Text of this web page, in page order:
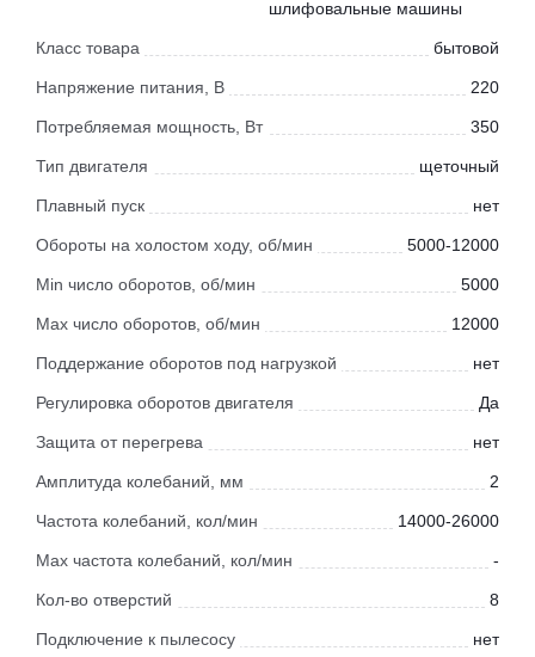
шлифовальные машины
Класс товара бытовой
Напряжение питания, В 220
Потребляемая мощность, Вт 350
Тип двигателя щеточный
Плавный пуск нет
Обороты на холостом ходу, об/мин 5000-12000
Min число оборотов, об/мин 5000
Max число оборотов, об/мин 12000
Поддержание оборотов под нагрузкой нет
Регулировка оборотов двигателя Да
Защита от перегрева нет
Амплитуда колебаний, мм 2
Частота колебаний, кол/мин 14000-26000
Max частота колебаний, кол/мин -
Кол-во отверстий 8
Подключение к пылесосу нет